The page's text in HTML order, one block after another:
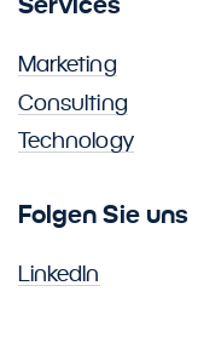
Marketing
Consulting
Technology
Folgen Sie uns
LinkedIn